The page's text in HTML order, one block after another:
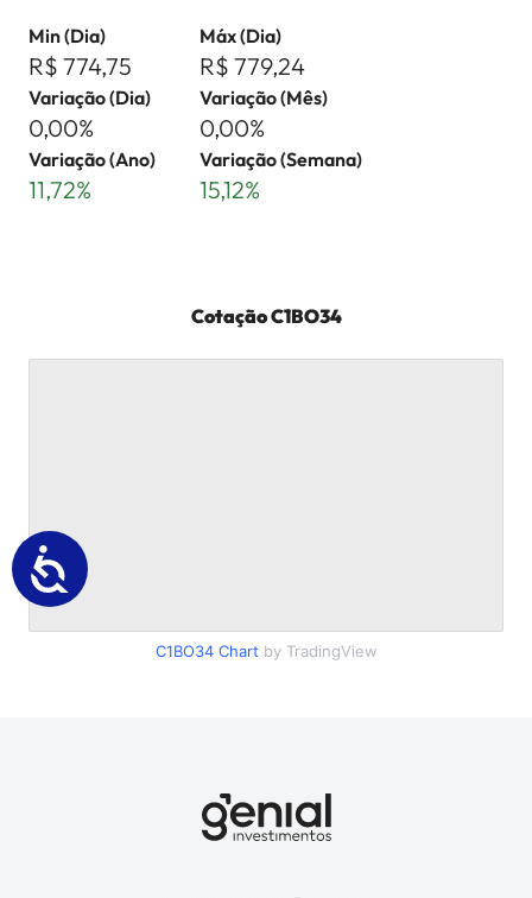
Min (Dia)
R$ 774,75
Máx (Dia)
R$ 779,24
Variação (Dia)
0,00%
Variação (Mês)
0,00%
Variação (Ano)
11,72%
Variação (Semana)
15,12%
CotaçãoC1BO34
C1BO34Chart by TradingView